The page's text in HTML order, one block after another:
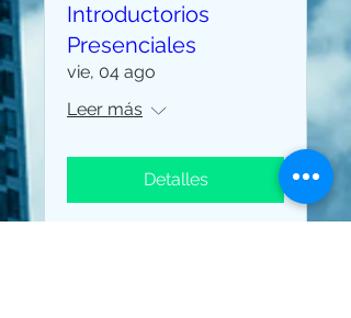
Introductorios
Presenciales
vie, 04 ago
Leer más
Detalles